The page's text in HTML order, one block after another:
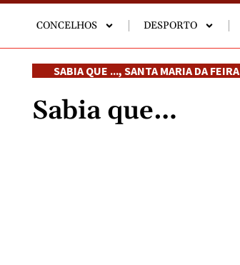
CONCELHOS DESPORTO
SABIA QUE ..., SANTA MARIA DA FEIRA
Sabia que…